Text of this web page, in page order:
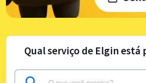
Qual serviço de Elgin está